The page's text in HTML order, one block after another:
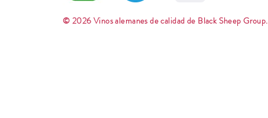
© 2026 Vinos alemanes de calidad de Black Sheep Group.